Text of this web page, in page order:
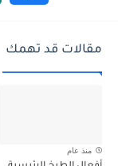
مقالات قد تهمك
منذ عام